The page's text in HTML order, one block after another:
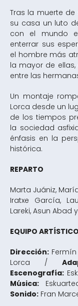
Tras la muerte
su casa un luto
con el mundo
enterrar sus
el hombre más
la mayor de
entre las
Un montaje
Lorca desde un
de los tiempos
la sociedad
énfasis en la
histórica.
REPARTO
Marta Juániz,
Iratxe García,
Lareki, Asun Abad
EQUIPO
Dirección:
Lorca /
Escenografía:
Música:
Sonido: Fran